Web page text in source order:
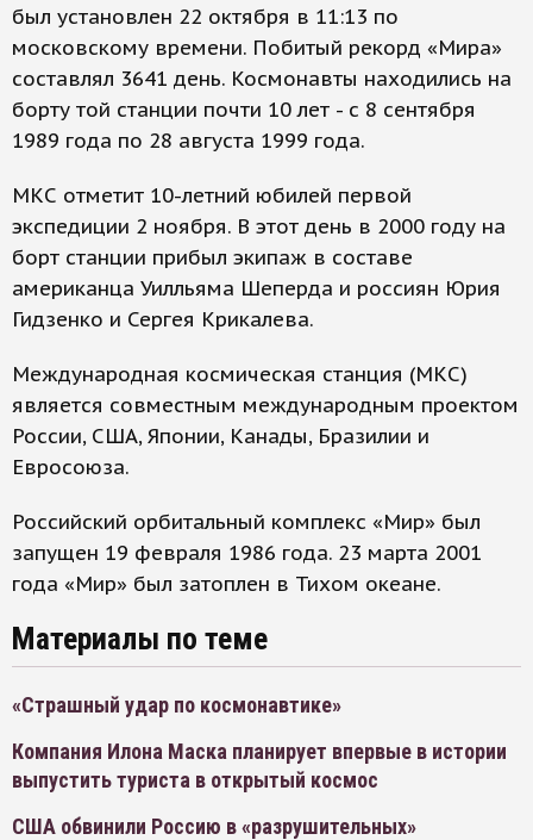
был установлен 22 октября в 11:13 по
московскому времени. Побитый рекорд «Мира»
составлял 3641 день. Космонавты находились на
борту той станции почти 10 лет - с 8 сентября
1989 года по 28 августа 1999 года.
МКС отметит 10-летний юбилей первой
экспедиции 2 ноября. В этот день в 2000 году на
борт станции прибыл экипаж в составе
американца Уилльяма Шеперда и россиян Юрия
Гидзенко и Сергея Крикалева.
Международная космическая станция (МКС)
является совместным международным проектом
России, США, Японии, Канады, Бразилии и
Евросоюза.
Российский орбитальный комплекс «Мир» был
запущен 19 февраля 1986 года. 23 марта 2001
года «Мир» был затоплен в Тихом океане.
Материалы по теме
«Страшный удар по космонавтике»
Компания Илона Маска планирует впервые в истории
выпустить туриста в открытый космос
США обвинили Россию в «разрушительных»